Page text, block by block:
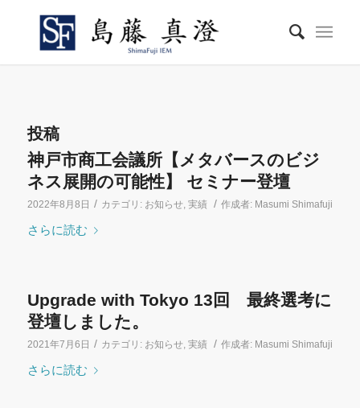
投稿
神戸市商工会議所【メタバースのビジ
ネス展開の可能性】 セミナー登壇
2022年8月8日 / カテゴリ: お知らせ, 実績 / 作成者: Masumi Shimafuji
さらに読む
Upgrade with Tokyo 13回 最終選考に
登壇しました。
2021年7月6日 / カテゴリ: お知らせ, 実績 / 作成者: Masumi Shimafuji
さらに読む